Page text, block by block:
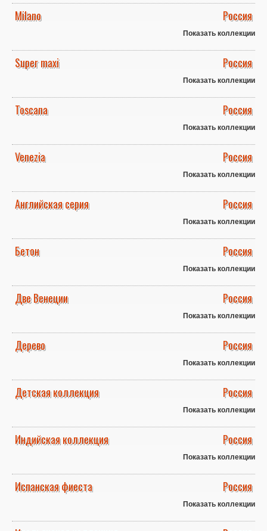
Milano Россия
Показать коллекции
Super maxi Россия
Показать коллекции
Toscana Россия
Показать коллекции
Venezia Россия
Показать коллекции
Английская серия Россия
Показать коллекции
Бетон Россия
Показать коллекции
Две Венеции Россия
Показать коллекции
Дерево Россия
Показать коллекции
Детская коллекция Россия
Показать коллекции
Индийская коллекция Россия
Показать коллекции
Испанская фиеста Россия
Показать коллекции